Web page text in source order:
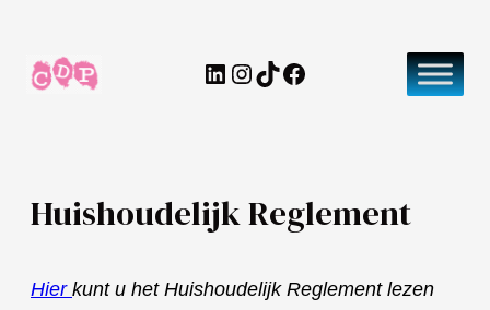
naar
LinkedIn
Instagram
TikTok
Facebook
Huishoudelijk Reglement
Hier kunt u het Huishoudelijk Reglement lezen